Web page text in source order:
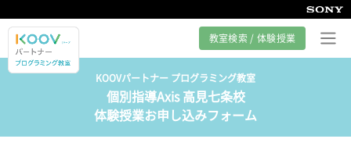
教室検索 / 体験授業
プログラミング教室とは
カリキュラム紹介
KOOVパートナー プログラミング教室
個別指導Axis 高見七条校
体験授業お申し込みフォーム